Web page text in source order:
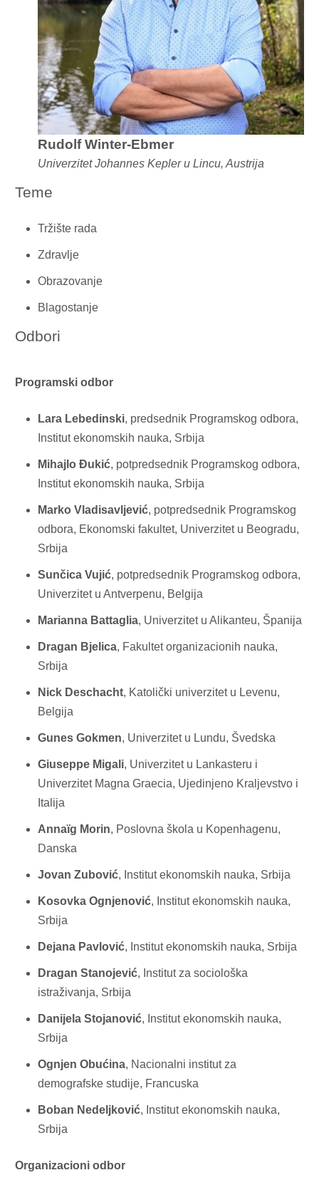
Rudolf Winter-Ebmer
Univerzitet Johannes Kepler u Lincu, Austrija
Teme
Tržište rada
Zdravlje
Obrazovanje
Blagostanje
Odbori
Programski odbor
Lara Lebedinski, predsednik Programskog odbora,
Institut ekonomskih nauka, Srbija
Mihajlo Đukić, potpredsednik Programskog odbora,
Institut ekonomskih nauka, Srbija
Marko Vladisavljević, potpredsednik Programskog
odbora, Ekonomski fakultet, Univerzitet u Beogradu,
Srbija
Sunčica Vujić, potpredsednik Programskog odbora,
Univerzitet u Antverpenu, Belgija
Marianna Battaglia, Univerzitet u Alikanteu, Španija
Dragan Bjelica, Fakultet organizacionih nauka,
Srbija
Nick Deschacht, Katolički univerzitet u Levenu,
Belgija
Gunes Gokmen, Univerzitet u Lundu, Švedska
Giuseppe Migali, Univerzitet u Lankasteru i
Univerzitet Magna Graecia, Ujedinjeno Kraljevstvo i
Italija
Annaïg Morin, Poslovna škola u Kopenhagenu,
Danska
Jovan Zubović, Institut ekonomskih nauka, Srbija
Kosovka Ognjenović, Institut ekonomskih nauka,
Srbija
Dejana Pavlović, Institut ekonomskih nauka, Srbija
Dragan Stanojević, Institut za sociološka
istraživanja, Srbija
Danijela Stojanović, Institut ekonomskih nauka,
Srbija
Ognjen Obućina, Nacionalni institut za
demografske studije, Francuska
Boban Nedeljković, Institut ekonomskih nauka,
Srbija
Organizacioni odbor